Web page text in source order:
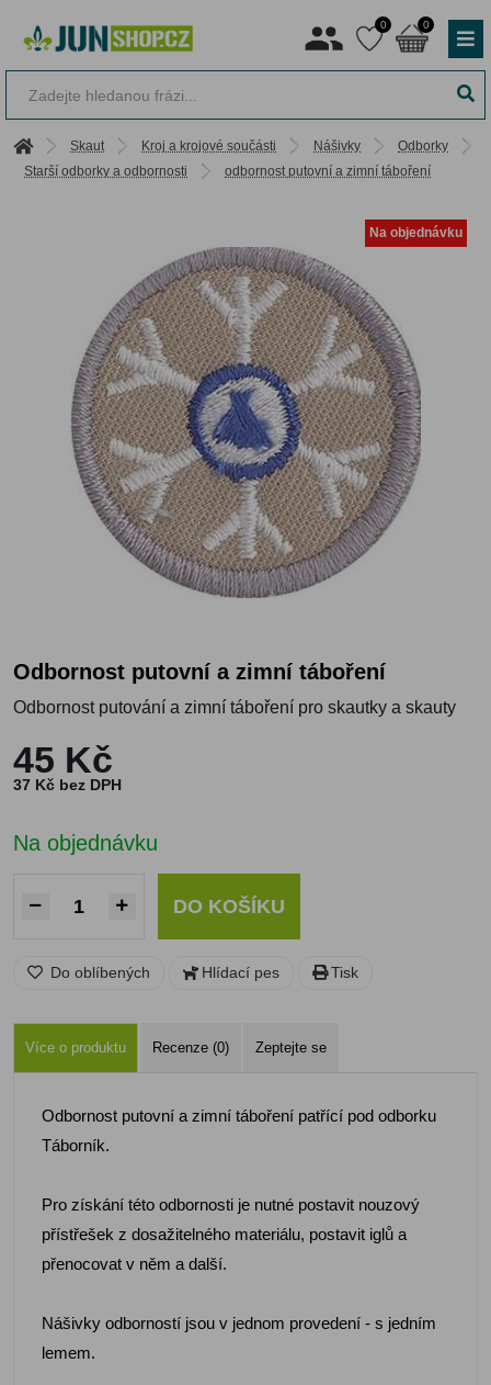
0 0
Skaut Kroj a krojové součásti Nášivky
Odborky
Starší odborky a odbornosti
odbornost putovní a zimní táboření
Na objednávku
odbornost putovní a zimní táboření
Odbornost putování a zimní táboření pro skautky a skauty
45 Kč
37 Kč bez DPH
Na objednávku
DO KOŠÍKU
Do oblíbených Hlídací pes Tisk
Více o produktu Recenze (0) Zeptejte se
Odbornost putovní a zimní táboření patřící pod odborku
Táborník.
Pro získání této odbornosti je nutné postavit nouzový
přístřešek z dosažitelného materiálu, postavit iglů a
přenocovat v něm a další.
Nášivky odborností jsou v jednom provedení - s jedním
lemem.